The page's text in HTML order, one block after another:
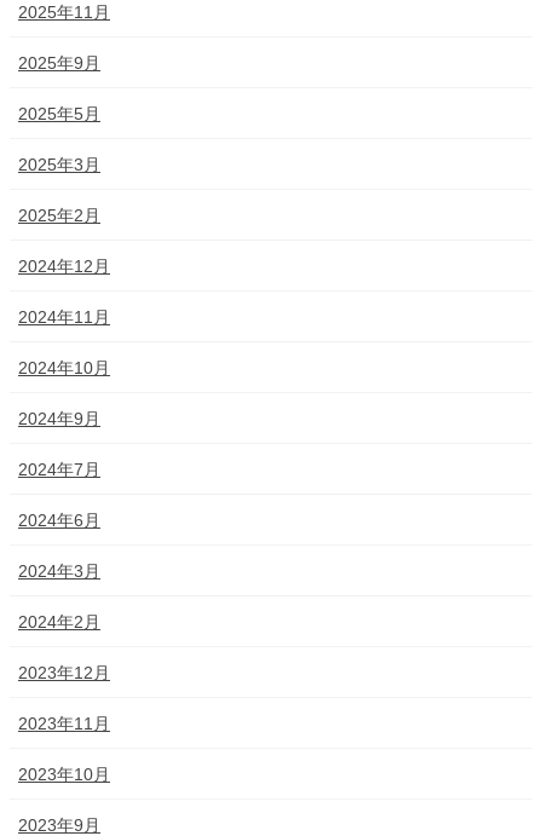
2025年11月
2025年9月
2025年5月
2025年3月
2025年2月
2024年12月
2024年11月
2024年10月
2024年9月
2024年7月
2024年6月
2024年3月
2024年2月
2023年12月
2023年11月
2023年10月
2023年9月